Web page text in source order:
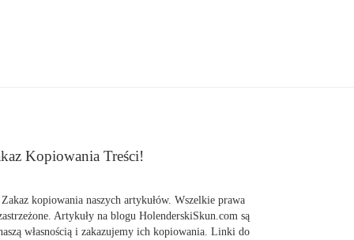
Kopiowania Treści!
Zakaz kopiowania naszych artykułów. Wszelkie prawa
Artykuły na blogu HolenderskiSkun.com są
własnością i zakazujemy ich kopiowania. Linki do